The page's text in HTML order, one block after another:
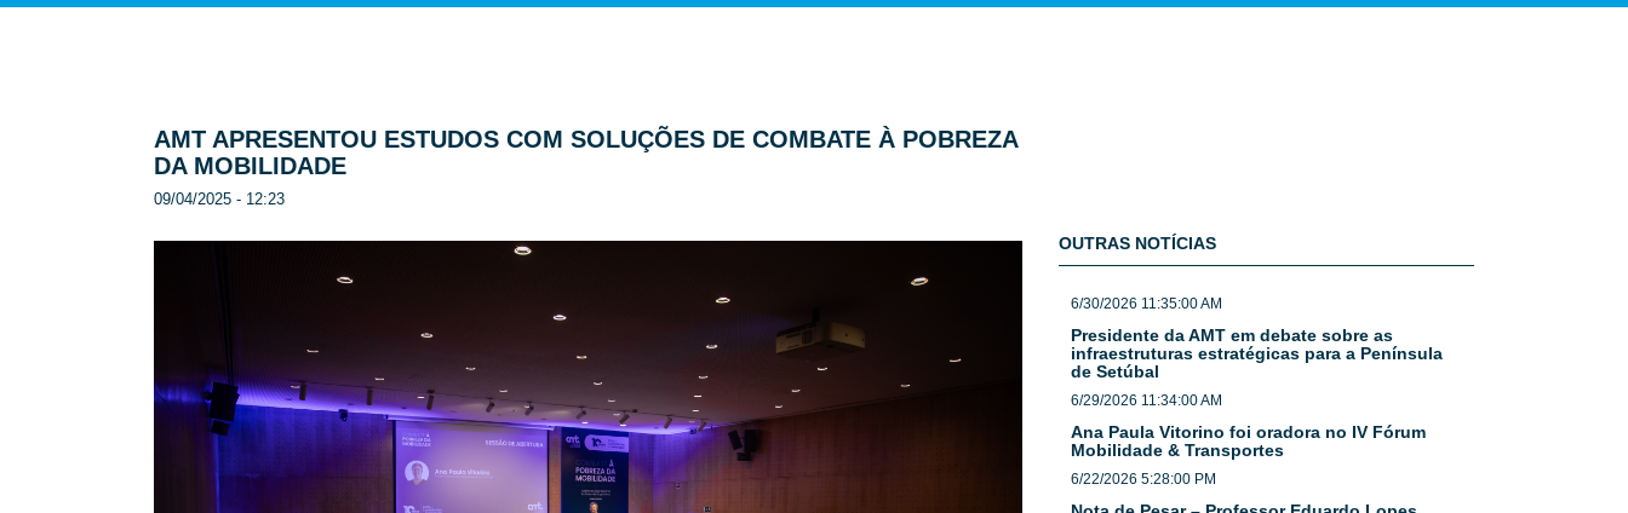
AMT APRESENTOU ESTUDOS COM SOLUÇÕES DE COMBATE À POBREZA
DA MOBILIDADE
09/04/2025 - 12:23
OUTRAS NOTÍCIAS
6/30/2026 11:35:00 AM
Presidente da AMT em debate sobre as
infraestruturas estratégicas para a Península
de Setúbal
6/29/2026 11:34:00 AM
Ana Paula Vitorino foi oradora no IV Fórum
Mobilidade & Transportes
6/22/2026 5:28:00 PM